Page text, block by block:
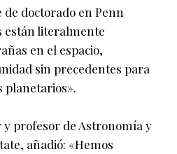
doctorado en Penn
están literalmente
en el espacio,
sin precedentes para
planetarios».
y profesor de Astronomía y
añadió: «Hemos